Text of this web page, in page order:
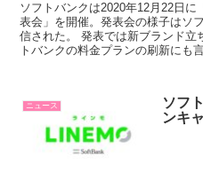
ソフトバンクは2020年12月22日
表会」を開催。発表会の様子はソ
信された。 発表では新ブランド立
トバンクの料金プランの刷新にも
ニュース
ソフ
ンキ